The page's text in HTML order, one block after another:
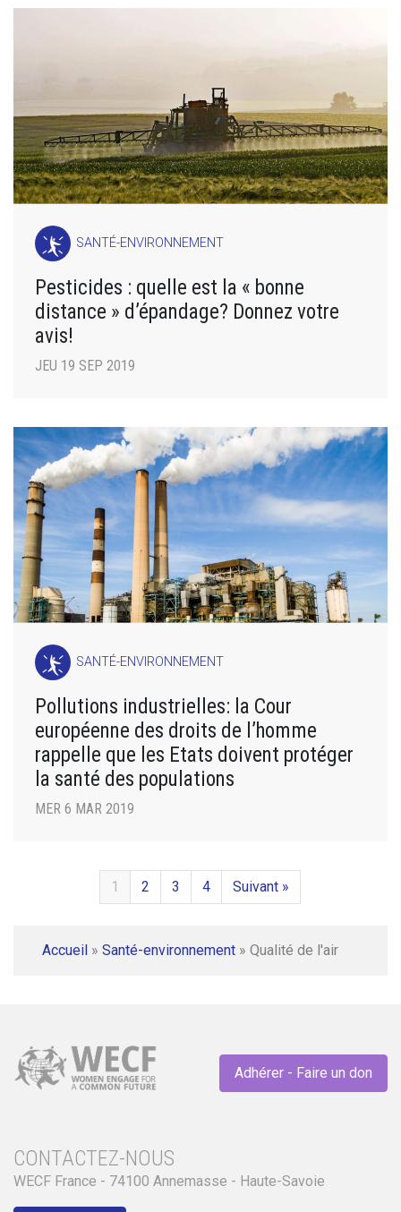
SANTÉ-ENVIRONNEMENT
Pesticides : quelle est la « bonne
distance » d’épandage? Donnez votre
avis!
JEU 19 SEP 2019
SANTÉ-ENVIRONNEMENT
Pollutions industrielles: la Cour
européenne des droits de l’homme
rappelle que les Etats doivent protéger
la santé des populations
MER 6 MAR 2019
1 2 3 4 Suivant »
Accueil » Santé-environnement » Qualité de l'air
Adhérer - Faire un don
CONTACTEZ-NOUS
WECF France - 74100 Annemasse - Haute-Savoie